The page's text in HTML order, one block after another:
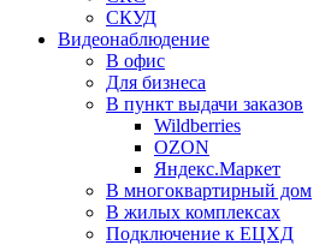
СКУД
Видеонаблюдение
В офис
Для бизнеса
В пункт выдачи заказов
Wildberries
OZON
Яндекс.Маркет
В многоквартирный дом
В жилых комплексах
Подключение к ЕЦХД